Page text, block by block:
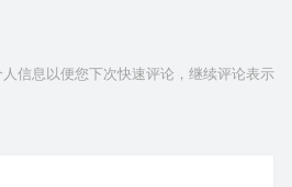
信息以便您下次快速评论，继续评论表示